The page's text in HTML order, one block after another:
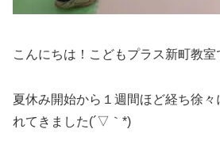
こんにちは！こどもプラス新町教室
夏休み開始から１週間ほど経ち徐
れてきました(´▽｀*)